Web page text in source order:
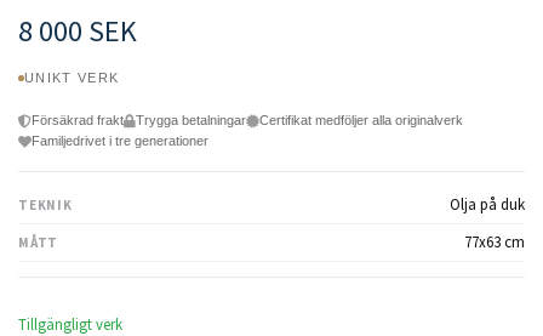
8 000 SEK
UNIKT VERK
Försäkrad frakt Trygga betalningar
Certifikat medföljer alla originalverk
Familjedrivet i tre generationer
TEKNIK Olja på duk
MÅTT 77x63 cm
Tillgängligt verk